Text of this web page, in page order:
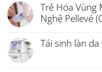
Trẻ Hóa Vùng
Nghệ Pellevé
Tái sinh làn